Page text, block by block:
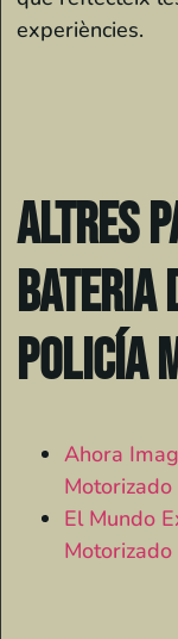
experiències.
Altres
bateria
Policía
Ahora
Motorizado
El Mundo
Motorizado